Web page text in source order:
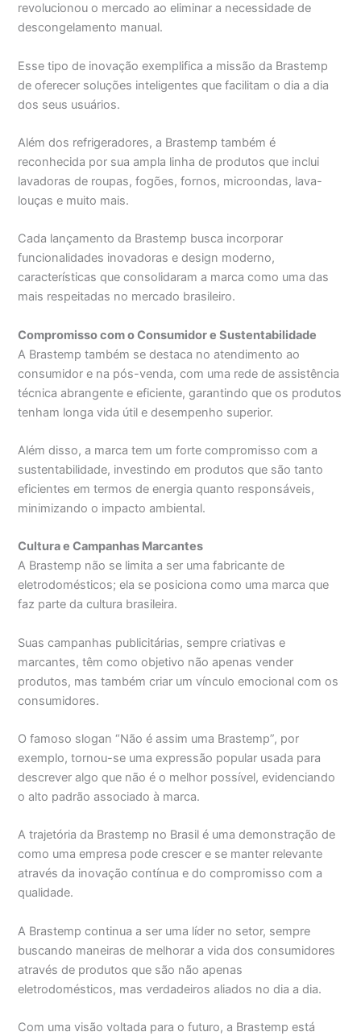
revolucionou o mercado ao eliminar a necessidade de
descongelamento manual.
Esse tipo de inovação exemplifica a missão da Brastemp
de oferecer soluções inteligentes que facilitam o dia a dia
dos seus usuários.
Além dos refrigeradores, a Brastemp também é
reconhecida por sua ampla linha de produtos que inclui
lavadoras de roupas, fogões, fornos, microondas, lava-
louças e muito mais.
Cada lançamento da Brastemp busca incorporar
funcionalidades inovadoras e design moderno,
características que consolidaram a marca como uma das
mais respeitadas no mercado brasileiro.
Compromisso com o Consumidor e Sustentabilidade
A Brastemp também se destaca no atendimento ao
consumidor e na pós-venda, com uma rede de assistência
técnica abrangente e eficiente, garantindo que os produtos
tenham longa vida útil e desempenho superior.
Além disso, a marca tem um forte compromisso com a
sustentabilidade, investindo em produtos que são tanto
eficientes em termos de energia quanto responsáveis,
minimizando o impacto ambiental.
Cultura e Campanhas Marcantes
A Brastemp não se limita a ser uma fabricante de
eletrodomésticos; ela se posiciona como uma marca que
faz parte da cultura brasileira.
Suas campanhas publicitárias, sempre criativas e
marcantes, têm como objetivo não apenas vender
produtos, mas também criar um vínculo emocional com os
consumidores.
O famoso slogan “Não é assim uma Brastemp”, por
exemplo, tornou-se uma expressão popular usada para
descrever algo que não é o melhor possível, evidenciando
o alto padrão associado à marca.
A trajetória da Brastemp no Brasil é uma demonstração de
como uma empresa pode crescer e se manter relevante
através da inovação contínua e do compromisso com a
qualidade.
A Brastemp continua a ser uma líder no setor, sempre
buscando maneiras de melhorar a vida dos consumidores
através de produtos que são não apenas
eletrodomésticos, mas verdadeiros aliados no dia a dia.
Com uma visão voltada para o futuro, a Brastemp está